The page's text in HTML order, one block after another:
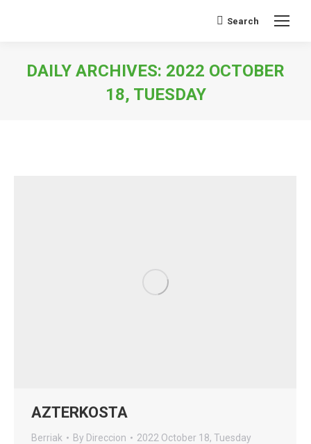
Search:
Search
DAILY ARCHIVES: 2022 OCTOBER
18, TUESDAY
AZTERKOSTA
Berriak By Direccion 2022 October 18, Tuesday